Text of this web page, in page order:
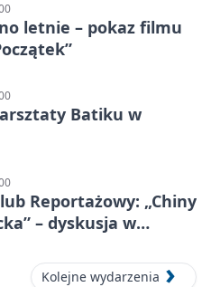
letnie – pokaz filmu
Batiku w
Reportażowy: „Chiny
– dyskusja w
Kolejne wydarzenia